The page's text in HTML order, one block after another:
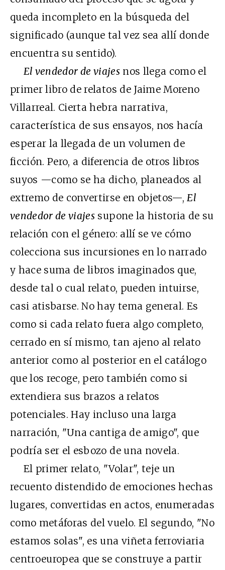
queda incompleto en la búsqueda del
significado (aunque tal vez sea allí donde
encuentra su sentido).
El vendedor de viajesnos llega como el
primer libro de relatos de Jaime Moreno
Villarreal. Cierta hebra narrativa,
característica de sus ensayos, nos hacía
esperar la llegada de un volumen de
ficción. Pero, a diferencia de otros libros
suyos —como se ha dicho, planeados al
extremo de convertirse en objetos—,El
vendedor de viajes supone la historia de su
relación con el género: allí se ve cómo
colecciona sus incursiones en lo narrado
y hace suma de libros imaginados que,
desde tal o cual relato, pueden intuirse,
casi atisbarse. No hay tema general. Es
como si cada relato fuera algo completo,
cerrado en sí mismo, tan ajeno al relato
anterior como al posterior en el catálogo
que los recoge, pero también como si
extendiera sus brazos a relatos
potenciales. Hay incluso una larga
narración, "Una cantiga de amigo", que
podría ser el esbozo de una novela.
El primer relato, "Volar", teje un
recuento distendido de emociones hechas
lugares, convertidas en actos, enumeradas
como metáforas del vuelo. El segundo, "No
estamos solas", es una viñeta ferroviaria
centroeuropea que se construye a partir